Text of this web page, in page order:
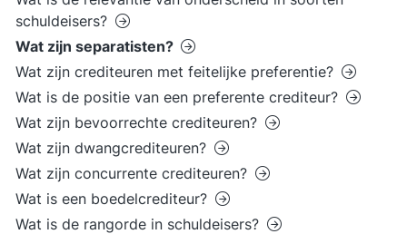
schuldeisers?
Wat zijn separatisten?
Wat zijn crediteuren met feitelijke preferentie?
Wat is de positie van een preferente crediteur?
Wat zijn bevoorrechte crediteuren?
Wat zijn dwangcrediteuren?
Wat zijn concurrente crediteuren?
Wat is een boedelcrediteur?
Wat is de rangorde in schuldeisers?